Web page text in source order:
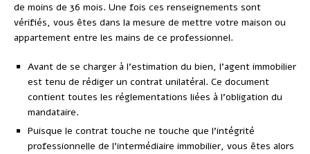
de moins de 36 mois. Une fois ces renseignements sont
vérifiés, vous êtes dans la mesure de mettre votre maison ou
appartement entre les mains de ce professionnel.
Avant de se charger à l’estimation du bien, l’agent immobilier
est tenu de rédiger un contrat unilatéral. Ce document
contient toutes les réglementations liées à l’obligation du
mandataire.
Puisque le contrat touche ne touche que l’intégrité
professionnelle de l’intermédiaire immobilier, vous êtes alors